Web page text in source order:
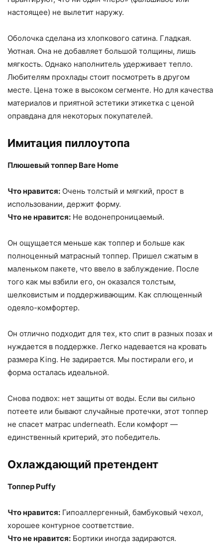
настоящее) не вылетит наружу.
Оболочка сделана из хлопкового сатина. Гладкая.
Уютная. Она не добавляет большой толщины, лишь
мягкость. Однако наполнитель удерживает тепло.
Любителям прохлады стоит посмотреть в другом
месте. Цена тоже в высоком сегменте. Но для качества
материалов и приятной эстетики этикетка с ценой
оправдана для некоторых покупателей.
Имитация пиллоутопа
Плюшевый топпер Bare Home
Что нравится: Очень толстый и мягкий, прост в
использовании, держит форму.
Что не нравится: Не водонепроницаемый.
Он ощущается меньше как топпер и больше как
полноценный матрасный топпер. Пришел сжатым в
маленьком пакете, что ввело в заблуждение. После
того как мы взбили его, он оказался толстым,
шелковистым и поддерживающим. Как сплющенный
одеяло-комфортер.
Он отлично подходит для тех, кто спит в разных позах и
нуждается в поддержке. Легко надевается на кровать
размера King. Не задирается. Мы постирали его, и
форма осталась идеальной.
Снова подвох: нет защиты от воды. Если вы сильно
потеете или бывают случайные протечки, этот топпер
не спасет матрас underneath. Если комфорт —
единственный критерий, это победитель.
Охлаждающий претендент
Топпер Puffy
Что нравится: Гипоаллергенный, бамбуковый чехол,
хорошее контурное соответствие.
Что не нравится: Бортики иногда задираются.